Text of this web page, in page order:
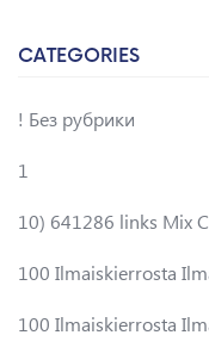
CATEGORIES
! Без рубрики
1
10) 641286 links Mix
100 Ilmaiskierrosta
100 Ilmaiskierrosta